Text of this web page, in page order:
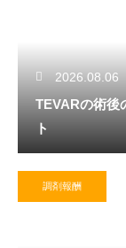
2026.08.06
TEVARの術後
ト
調剤報酬